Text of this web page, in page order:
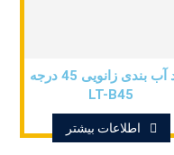
گلند آب بندی زانویی 45 درجه
LT-B45
اطلاعات بیشتر